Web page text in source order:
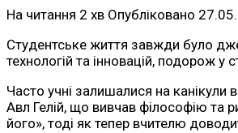
На читання 2 хв Опубліковано
Студентське життя завжди було
технологій та інновацій, подорож
Часто учні залишалися на канікули
Авл Гелій, що вивчав філософію та
його», тоді як тепер вчителю